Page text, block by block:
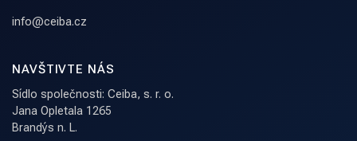
info@ceiba.cz
NAVŠTIVTE NÁS
Sídlo společnosti: Ceiba, s. r. o.
Jana Opletala 1265
Brandýs n. L.